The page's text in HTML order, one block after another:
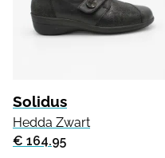
Solidus
Hedda Zwart
€ 164.95